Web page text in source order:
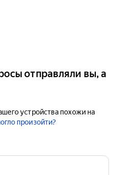
отправляли вы, а
устройства похожи на
произойти?